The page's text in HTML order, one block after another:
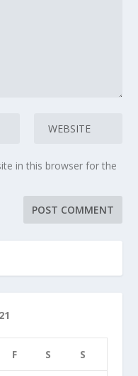
in this browser for the
F S S